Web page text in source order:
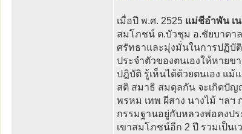
เมื่อปี พ.ศ. 2525 แม่ชีอำพัน เ
สมโภชน์ ต.บัวชุม อ.ชัยบาดา
ศรัทธาและมุ่งมั่นในการปฏิบั
ประจำตัวของตนเองให้หายข
ปฎิบัติ รู้เห็นได้ด้วยตนเอง แม้
สติ สมาธิ สมดุลกัน จะเกิดปัญ
พรหม เทพ ผีสาง นางไม้ ฯล
กรรมฐานอยู่กับหลวงพ่อคง
เขาสมโภชน์อีก 2 ปี รวมเป็นเ